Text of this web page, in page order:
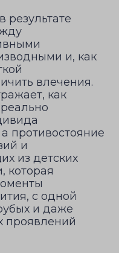
результате
и, как
влечения.
как
противостояние
и
из детских
которая
с одной
и даже
проявлений